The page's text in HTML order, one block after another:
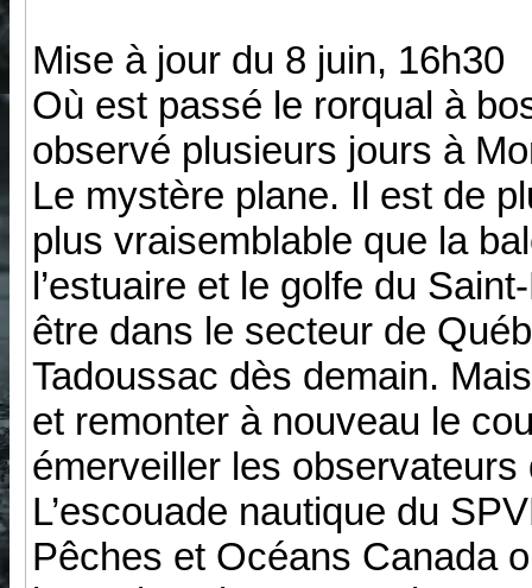
Mise à jour du 8 juin, 16h30
Où est passé le rorqual à
observé plusieurs jours à
Le mystère plane. Il est de
plus vraisemblable que la
l’estuaire et le golfe du
être dans le secteur de
Tadoussac dès demain.
et remonter à nouveau le
émerveiller les
L’escouade nautique du
Pêches et Océans Canada